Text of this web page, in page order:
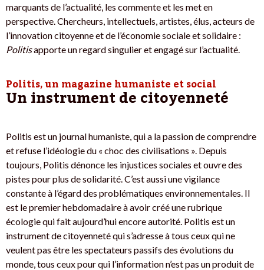
marquants de l’actualité, les commente et les met en
perspective. Chercheurs, intellectuels, artistes, élus, acteurs de
l’innovation citoyenne et de l’économie sociale et solidaire :
Politisapporte un regard singulier et engagé sur l’actualité.
Politis, un magazine humaniste et social
Un instrument de citoyenneté
Politis est un journal humaniste, qui a la passion de comprendre
et refuse l’idéologie du « choc des civilisations ». Depuis
toujours, Politis dénonce les injustices sociales et ouvre des
pistes pour plus de solidarité. C’est aussi une vigilance
constante à l’égard des problématiques environnementales. Il
est le premier hebdomadaire à avoir créé une rubrique
écologie qui fait aujourd’hui encore autorité. Politis est un
instrument de citoyenneté qui s’adresse à tous ceux qui ne
veulent pas être les spectateurs passifs des évolutions du
monde, tous ceux pour qui l’information n’est pas un produit de